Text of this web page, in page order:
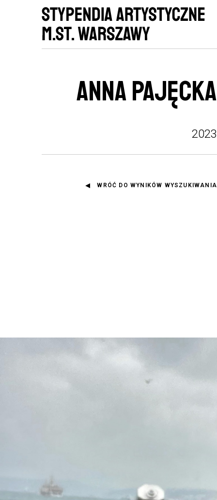
ANNA PAJĘCKA
2023
WRÓĆ DO WYNIKÓW WYSZUKIWANIA